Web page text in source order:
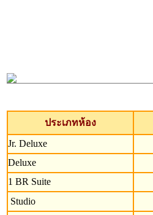
ประเภทห้อง
Jr. Deluxe
Deluxe
1 BR Suite
Studio